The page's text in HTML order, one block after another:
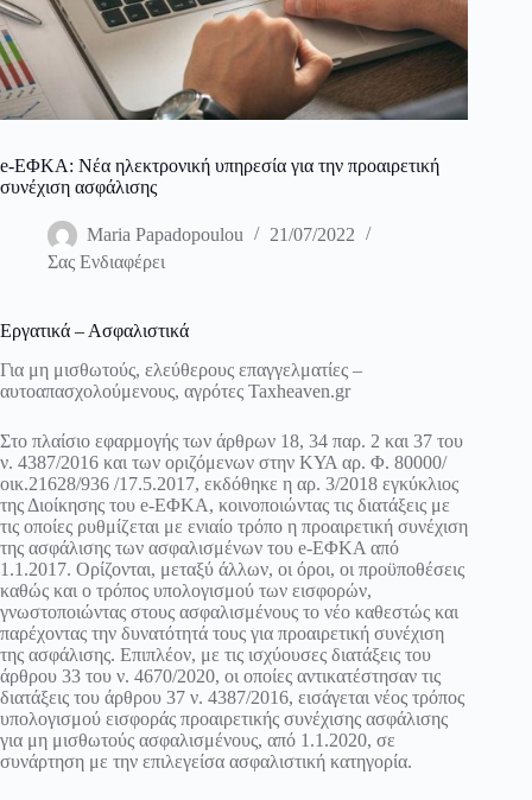
e-ΕΦΚΑ: Νέα ηλεκτρονική υπηρεσία για την προαιρετική
συνέχιση ασφάλισης
Maria Papadopoulou
21/07/2022
Σας Ενδιαφέρει
Εργατικά – Ασφαλιστικά
Για μη μισθωτούς, ελεύθερους επαγγελματίες –
αυτοαπασχολούμενους, αγρότες Taxheaven.gr
Στο πλαίσιο εφαρμογής των άρθρων 18, 34 παρ. 2 και 37 του
ν. 4387/2016 και των οριζόμενων στην ΚΥΑ αρ. Φ. 80000/
οικ.21628/936 /17.5.2017, εκδόθηκε η αρ. 3/2018 εγκύκλιος
της Διοίκησης του e-ΕΦΚΑ, κοινοποιώντας τις διατάξεις με
τις οποίες ρυθμίζεται με ενιαίο τρόπο η προαιρετική συνέχιση
της ασφάλισης των ασφαλισμένων του e-ΕΦΚΑ από
1.1.2017. Ορίζονται, μεταξύ άλλων, οι όροι, οι προϋποθέσεις
καθώς και ο τρόπος υπολογισμού των εισφορών,
γνωστοποιώντας στους ασφαλισμένους το νέο καθεστώς και
παρέχοντας την δυνατότητά τους για προαιρετική συνέχιση
της ασφάλισης. Επιπλέον, με τις ισχύουσες διατάξεις του
άρθρου 33 του ν. 4670/2020, οι οποίες αντικατέστησαν τις
διατάξεις του άρθρου 37 ν. 4387/2016, εισάγεται νέος τρόπος
υπολογισμού εισφοράς προαιρετικής συνέχισης ασφάλισης
για μη μισθωτούς ασφαλισμένους, από 1.1.2020, σε
συνάρτηση με την επιλεγείσα ασφαλιστική κατηγορία.